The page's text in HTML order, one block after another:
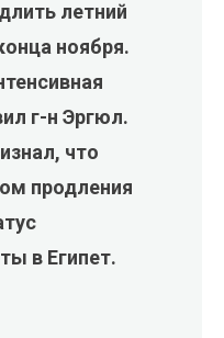
летний
ноября.
г-н Эргюл.
что
продления
в Египет.